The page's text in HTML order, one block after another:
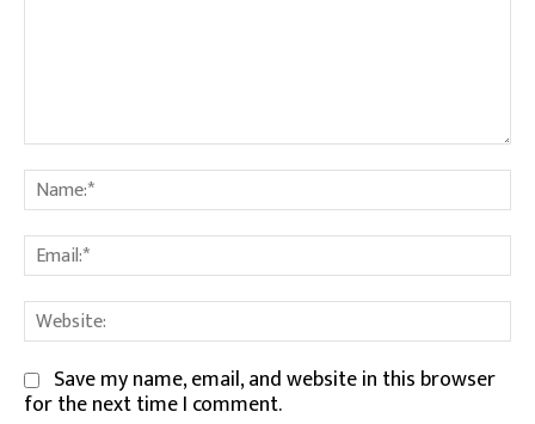
Comment:
Save my name, email, and website in this browser
for the next time I comment.